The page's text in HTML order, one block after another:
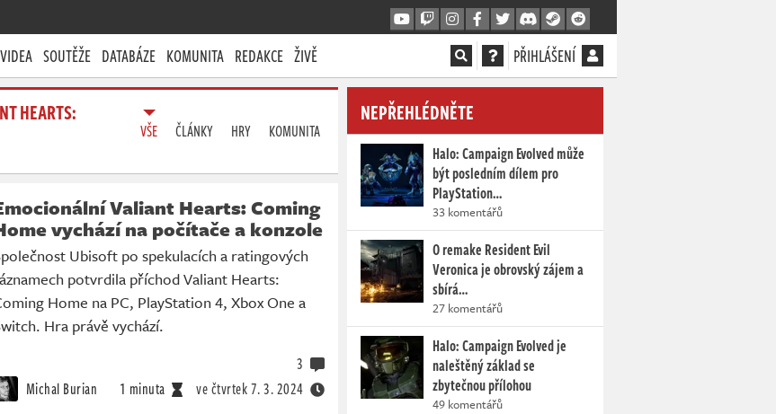
VIDEA SOUTĚŽE DATABÁZE KOMUNITA REDAKCE ŽIVĚ PŘIHLÁŠENÍ
HEARTS:
VŠE ČLÁNKY HRY KOMUNITA
Valiant Hearts: Coming
vychází na počítače a konzole
Ubisoft po spekulacích a ratingových
potvrdila příchod Valiant Hearts:
Home na PC, PlayStation 4, Xbox One a
Hra právě vychází.
Michal Burian 1 minuta ve čtvrtek7. 3. 2024
3
NEPŘEHLÉDNĚTE
Halo: Campaign Evolved může
být posledním dílem pro
PlayStation…
33 komentářů
O remake Resident Evil
Veronica je obrovský zájem a
sbírá…
27 komentářů
Halo: Campaign Evolved je
naleštěný základ se
zbytečnou přílohou
49 komentářů